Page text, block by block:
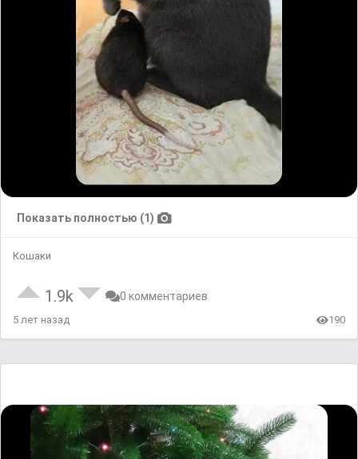
Показать полностью (1)
Кошаки
1.9k 0 комментариев
5 лет назад 190